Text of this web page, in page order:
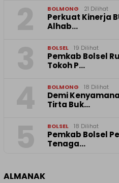
BOLMONG 21 Dilihat
Perkuat Kinerja
Alhab…
BOLSEL 19 Dilihat
Pemkab Bolsel
Tokoh P…
BOLMONG 18 Dilihat
Demi
Tirta Buk…
BOLSEL 18 Dilihat
Pemkab Bolsel
Tenaga…
ALMANAK